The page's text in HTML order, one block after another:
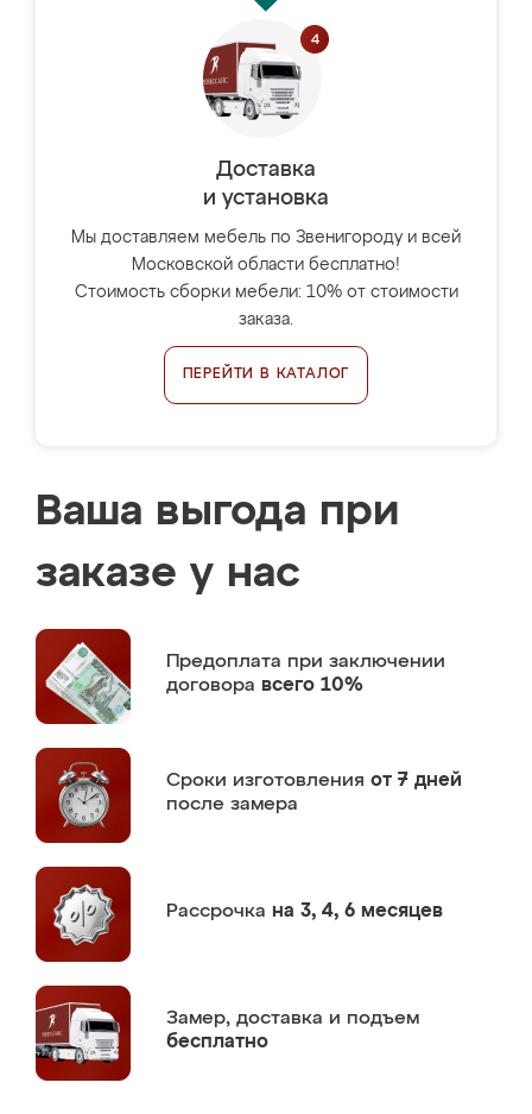
Доставка
и установка
Мы доставляем мебель по Звенигороду и всей
Московской области бесплатно!
Стоимость сборки мебели: 10% от стоимости
заказа.
ПЕРЕЙТИ В КАТАЛОГ
Ваша выгода при
заказе у нас
Предоплата при заключении
договора всего 10%
Сроки изготовления от 7 дней
после замера
Рассрочка на 3, 4, 6 месяцев
Замер, доставка и подъем
бесплатно